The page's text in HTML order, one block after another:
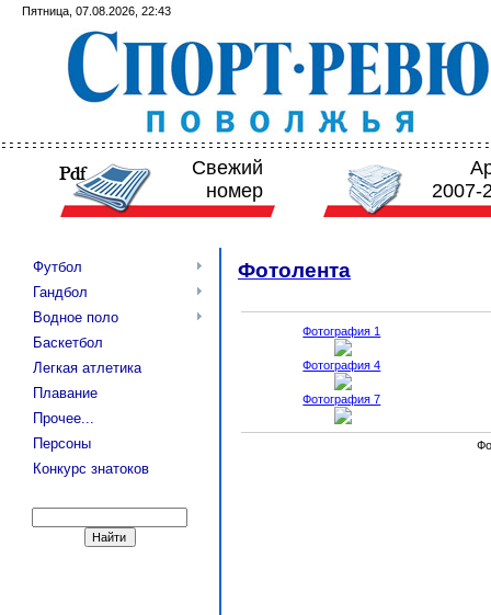
Пятница, 07.08.2026, 22:43
Свежий
номер
2007-
Футбол
Гандбол
Водное поло
Баскетбол
Легкая атлетика
Плавание
Прочее...
Персоны
Конкурс знатоков
Фотолента
Фотография 1
Фотография 4
Фотография 7